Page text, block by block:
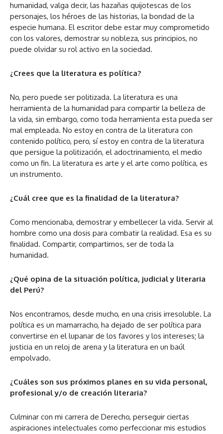
humanidad, valga decir, las hazañas quijotescas de los
personajes, los héroes de las historias, la bondad de la
especie humana. El escritor debe estar muy comprometido
con los valores, demostrar su nobleza, sus principios, no
puede olvidar su rol activo en la sociedad.
¿Crees que la literatura es política?
No, pero puede ser politizada. La literatura es una
herramienta de la humanidad para compartir la belleza de
la vida, sin embargo, como toda herramienta esta pueda ser
mal empleada. No estoy en contra de la literatura con
contenido político, pero, sí estoy en contra de la literatura
que persigue la politización, el adoctrinamiento, el medio
como un fin. La literatura es arte y el arte como política, es
un instrumento.
¿Cuál cree que es la finalidad de la literatura?
Como mencionaba, demostrar y embellecer la vida. Servir al
hombre como una dosis para combatir la realidad. Esa es su
finalidad. Compartir, compartirnos, ser de toda la
humanidad.
¿Qué opina de la situación política, judicial y literaria
del Perú?
Nos encontramos, desde mucho, en una crisis irresoluble. La
política es un mamarracho, ha dejado de ser política para
convertirse en el lupanar de los favores y los intereses; la
justicia en un reloj de arena y la literatura en un baúl
empolvado.
¿Cuáles son sus próximos planes en su vida personal,
profesional y/o de creación literaria?
Culminar con mi carrera de Derecho, perseguir ciertas
aspiraciones intelectuales como perfeccionar mis estudios